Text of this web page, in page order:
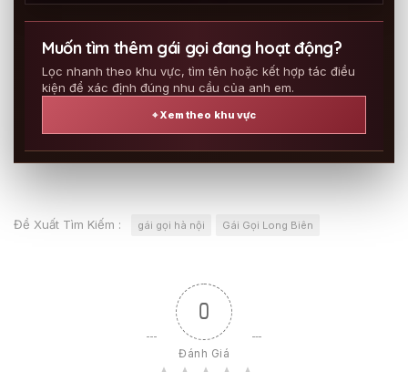
Muốn tìm thêm gái gọi đang hoạt động?
Lọc nhanh theo khu vực, tìm tên hoặc kết hợp tác điều
kiện để xác định đúng nhu cầu của anh em.
⌖ Xem theo khu vực
Đề Xuất Tìm Kiếm : gái gọi hà nội Gái Gọi Long Biên
0
Đánh Giá